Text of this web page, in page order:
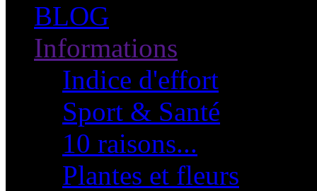
BLOG
Informations
Indice d'effort
Sport & Santé
10 raisons...
Plantes et fleurs